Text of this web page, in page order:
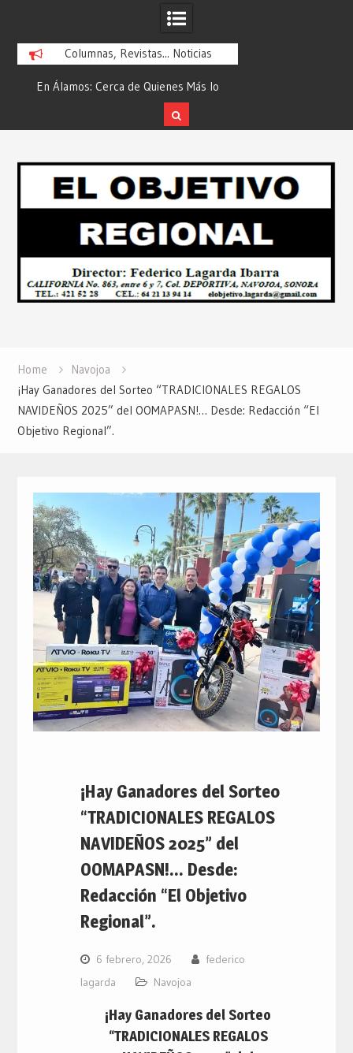
Columnas, Revistas... Noticias
En Álamos: Cerca de Quienes Más lo
Necesitan… Desde: Redacción “El
Objetivo Regional”.
ATTITUDE de
Home
Navojoa
¡Hay Ganadores del Sorteo “TRADICIONALES REGALOS
NAVIDEÑOS 2025” del OOMAPASN!… Desde: Redacción “El
Objetivo Regional”.
¡Hay Ganadores del Sorteo
“TRADICIONALES REGALOS
NAVIDEÑOS 2025” del
OOMAPASN!… Desde:
Redacción “El Objetivo
Regional”.
6 febrero, 2026
federico
lagarda
Navojoa
¡Hay Ganadores del Sorteo
“TRADICIONALES REGALOS